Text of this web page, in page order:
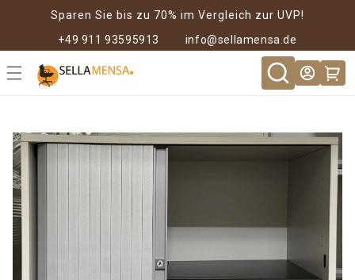
Sparen Sie bis zu 70% im Vergleich zur UVP!
+49 911 93595913
info@sellamensa.de